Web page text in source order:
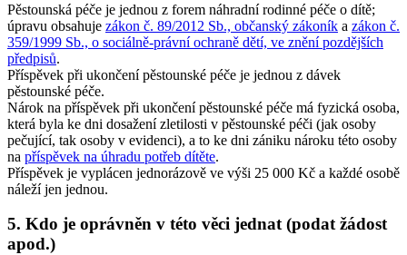
Pěstounská péče je jednou z forem náhradní rodinné péče o dítě;
úpravu obsahuje zákon č. 89/2012 Sb., občanský zákoník a zákon č.
359/1999 Sb., o sociálně-právní ochraně dětí, ve znění pozdějších
předpisů.
Příspěvek při ukončení pěstounské péče je jednou z dávek
pěstounské péče.
Nárok na příspěvek při ukončení pěstounské péče má fyzická osoba,
která byla ke dni dosažení zletilosti v pěstounské péči (jak osoby
pečující, tak osoby v evidenci), a to ke dni zániku nároku této osoby
na příspěvek na úhradu potřeb dítěte.
Příspěvek je vyplácen jednorázově ve výši 25 000 Kč a každé osobě
náleží jen jednou.
5. Kdo je oprávněn v této věci jednat (podat žádost
apod.)